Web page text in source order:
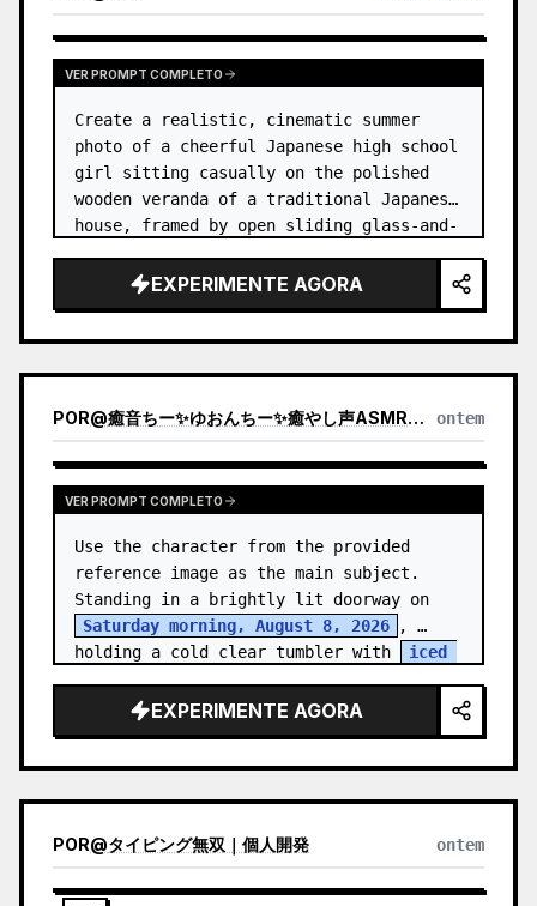
VER PROMPT COMPLETO
Create a realistic, cinematic summer
photo of a cheerful Japanese high school
girl sitting casually on the polished
wooden veranda of a traditional Japanese
house, framed by open sliding glass-and-
style school uniform top w…
EXPERIMENTE AGORA
POR@癒音ちー✨ゆおんちー✨癒やし声ASMRとAI ontem
VER PROMPT COMPLETO
Use the character from the provided
reference image as the main subject.
Saturday morning, August 8, 2026
,
holding a cold clear tumbler with
iced
EXPERIMENTE AGORA
POR@タイピング無双｜個人開発 ontem